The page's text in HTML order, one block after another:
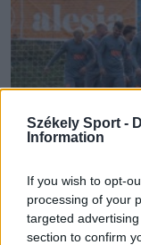
Székely Sport -
Information
If you wish to opt-
processing of your
targeted
section to confirm
LABDARÚGÓ ROMÁN